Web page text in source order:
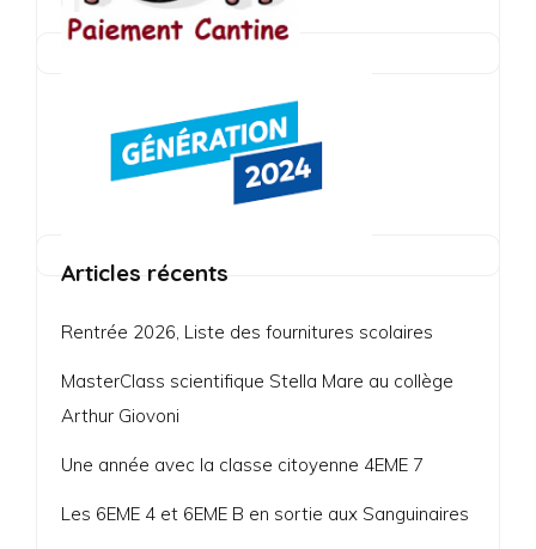
Articles récents
Rentrée 2026, Liste des fournitures scolaires
MasterClass scientifique Stella Mare au collège
Arthur Giovoni
Une année avec la classe citoyenne 4EME 7
Les 6EME 4 et 6EME B en sortie aux Sanguinaires